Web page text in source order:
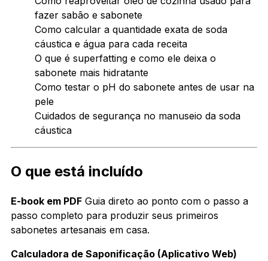
fazer sabão e sabonete
Como calcular a quantidade exata de soda
cáustica e água para cada receita
O que é superfatting e como ele deixa o
sabonete mais hidratante
Como testar o pH do sabonete antes de usar na
pele
Cuidados de segurança no manuseio da soda
cáustica
O que está incluído
E-book em PDFGuia direto ao ponto com o passo a
passo completo para produzir seus primeiros
sabonetes artesanais em casa.
Calculadora de Saponificação (Aplicativo Web)